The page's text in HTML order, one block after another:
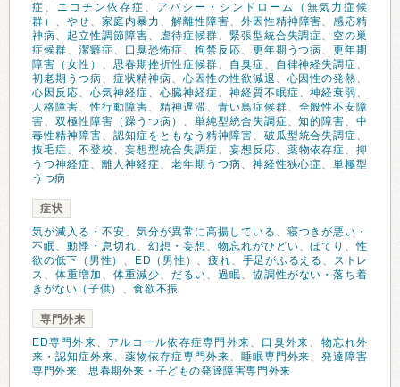
症 、 ニコチン依存症 、 アパシー・シンドローム（無気力症候
群） 、 やせ、 家庭内暴力 、 解離性障害、 外因性精神障害、感応精
神病、 起立性調節障害、 虐待症候群、 緊張型統合失調症、 空の巣
症候群、 潔癖症、 口臭恐怖症、 拘禁反応、 更年期うつ病、更年期
障害（女性） 、 思春期挫折性症候群、 自臭症、 自律神経失調症、
初老期うつ病、 症状精神病、 心因性の性欲減退 、 心因性の発熱、
心因反応、 心気神経症、 心臓神経症、 神経質不眠症、神経衰弱、
人格障害、性行動障害、 精神遅滞、 青い鳥症候群、 全般性不安障
害、 双極性障害（躁うつ病） 、 単純型統合失調症、知的障害、中
毒性精神障害、 認知症をともなう精神障害、 破瓜型統合失調症、
抜毛症、 不登校、 妄想型統合失調症、 妄想反応、 薬物依存症、抑
うつ神経症、 離人神経症、 老年期うつ病、 神経性狭心症、単極型
うつ病
症状
気が滅入る・不安、 気分が異常に高揚している 、 寝つきが悪い・
不眠、 動悸・息切れ、 幻想・妄想 、 物忘れがひどい、ほてり 、性
欲の低下（男性） 、 ED（男性） 、疲れ、 手足がふるえる 、 ストレ
ス 、 体重増加 、 体重減少、 だるい、 過眠、 協調性がない・落ち着
きがない（子供） 、食欲不振
専門外来
ED専門外来、 アルコール依存症専門外来、 口臭外来、 物忘れ外
来・認知症外来、 薬物依存症専門外来、 睡眠専門外来、発達障害
専門外来、思春期外来・子どもの発達障害専門外来